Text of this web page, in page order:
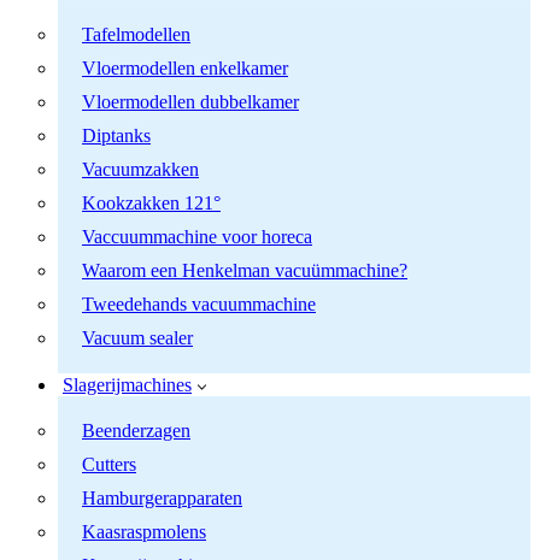
Tafelmodellen
Vloermodellen enkelkamer
Vloermodellen dubbelkamer
Diptanks
Vacuumzakken
Kookzakken 121°
Vaccuummachine voor horeca
Waarom een Henkelman vacuümmachine?
Tweedehands vacuummachine
Vacuum sealer
Slagerijmachines
Beenderzagen
Cutters
Hamburgerapparaten
Kaasraspmolens